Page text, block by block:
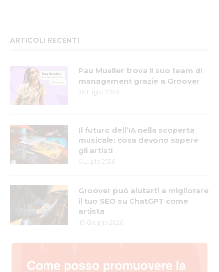
ARTICOLI RECENTI
Pau Mueller trova il suo team di
management grazie a Groover
30 Luglio 2026
Il futuro dell’IA nella scoperta
musicale: cosa devono sapere
gli artisti
6 Luglio 2026
Groover può aiutarti a migliorare
il tuo SEO su ChatGPT come
artista
15 Giugno 2026